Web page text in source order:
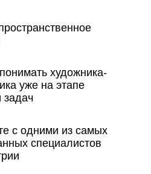
художника-
уже на этапе
задач
с одними из самых
специалистов